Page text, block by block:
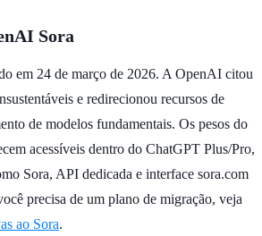
Sora
em 24 de março de 2026. A OpenAI citou
e redirecionou recursos de
de modelos fundamentais. Os pesos do
acessíveis dentro do ChatGPT Plus/Pro,
Sora, API dedicada e interface sora.com
precisa de um plano de migração, veja
ao Sora.